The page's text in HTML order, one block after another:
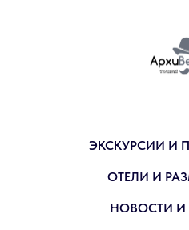
ЭКСКУРСИИ И
ОТЕЛИ И
НОВОСТИ И